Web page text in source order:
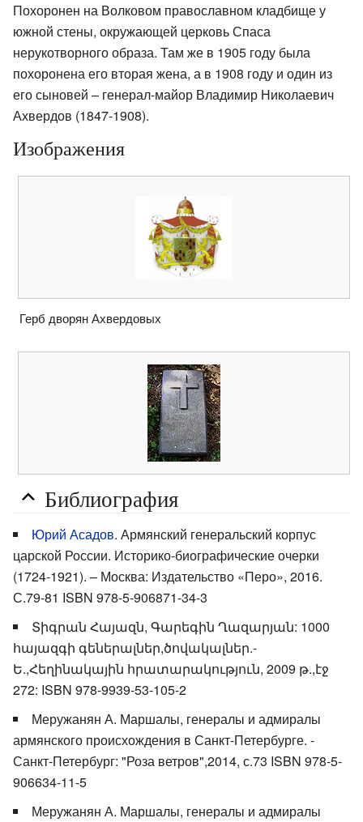
Похоронен на Волковом православном кладбище у
южной стены, окружающей церковь Спаса
нерукотворного образа. Там же в 1905 году была
похоронена его вторая жена, а в 1908 году и один из
его сыновей – генерал-майор Владимир Николаевич
Ахвердов (1847-1908).
Изображения
Герб дворян Ахвердовых
Библиография
Юрий Асадов. Армянский генеральский корпус
царской России. Историко-биографические очерки
(1724-1921). – Москва: Издательство «Перо», 2016.
С.79-81 ISBN 978-5-906871-34-3
Տիգրան Հայազն, Գարեգին Ղազարյան: 1000
հայազգի գեներալներ,ծովակալներ.-
Ե.,Հեղինակային հրատարակություն, 2009 թ.,էջ
272: ISBN 978-9939-53-105-2
Меружанян А. Маршалы, генералы и адмиралы
армянского происхождения в Санкт-Петербурге. -
Санкт-Петербург: "Роза ветров",2014, с.73 ISBN 978-5-
906634-11-5
Меружанян А. Маршалы, генералы и адмиралы